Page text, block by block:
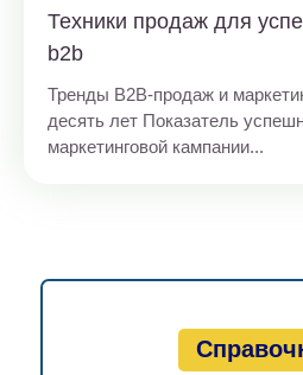
Техники продаж для
b2b
Тренды B2B-продаж и
десять лет Показатель
маркетинговой кампании...